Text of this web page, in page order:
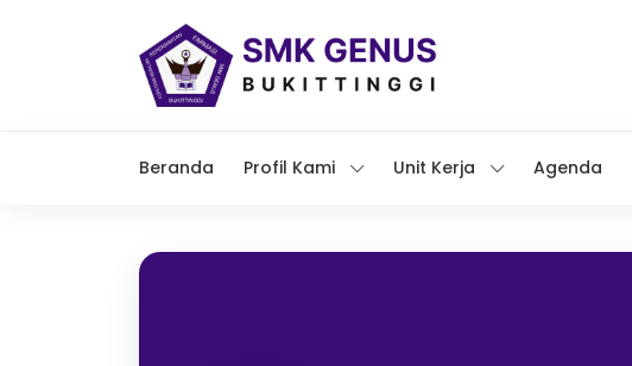
Beranda Profil Kami Unit Kerja Agenda